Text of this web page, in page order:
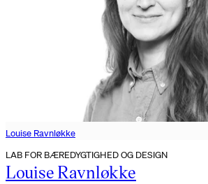
Louise Ravnløkke
LAB FOR BÆREDYGTIGHED OG DESIGN
Louise Ravnløkke